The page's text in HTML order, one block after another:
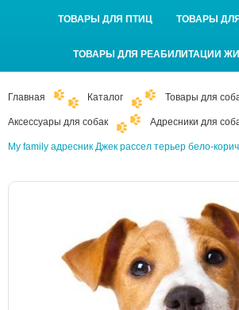
ТОВАРЫ ДЛЯ ПТИЦ ТОВАРЫ
ТОВАРЫ ДЛЯ РЕАБИЛИТАЦИИ
Главная Каталог Товары для
Аксессуары для собак Адресники для
My family адресник Джек рассел терьер бело-